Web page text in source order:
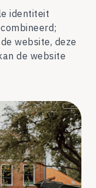
identiteit
website, deze
de website